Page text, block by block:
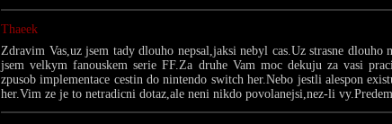
Thaeek
Zdravim Vas,uz jsem tady dlouho nepsal,jaksi nebyl cas.Uz strasne
jsem velkym fanouskem serie FF.Za druhe Vam moc dekuju za vasi
zpusob implementace cestin do nintendo switch her.Nebo jestli alespon
her.Vim ze je to netradicni dotaz,ale neni nikdo povolanejsi,nez-li